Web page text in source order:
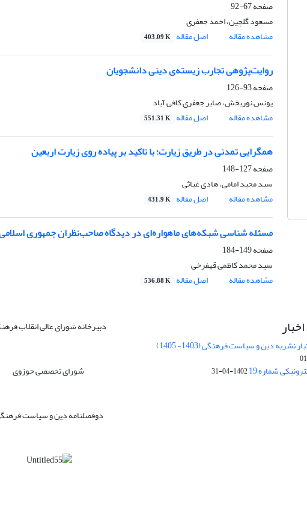
صفحه67-92
مسعود گلچین، احمد جعفری
مشاهده مقاله
اصل مقاله 403.09 K
روایت‌پژوهی تجارب زیسته‌ی دینی دانشجویان
صفحه93-126
یونس نوربخش، صابر جعفری کافی آباد
مشاهده مقاله
اصل مقاله 551.31 K
همگرایی تمدنی در طریق زیارت؛ با تاکید بر پیاده روی زیارت اربعین
صفحه127-148
سید مجید امامی، هادی غیاثی
مشاهده مقاله
اصل مقاله 431.9 K
مسئله شناسی شبکه‌های ماهواره‌ای در دیدگاه صاحب‌نظران جمهوری
صفحه149-184
سید محمد کاظمی قهفرخی
مشاهده مقاله
اصل مقاله 536.88 K
نشریه دین و سیاست فرهنگی (1403- 1405)
شماره 19 1402-04-31
دبیرخانه شورای عالی انقلاب
شورای تخصصی حوزوی
دوفصلنامه دین و سیاست